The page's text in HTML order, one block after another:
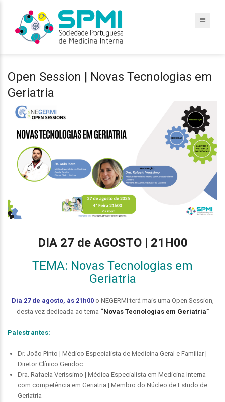
Open Session | Novas Tecnologias em
Geriatria
DIA 27 de AGOSTO | 21H00
TEMA: Novas Tecnologias em
Geriatria
Dia 27 de agosto, às 21h00o NEGERMI terá mais uma Open Session,
desta vez dedicada ao tema “Novas Tecnologias em Geriatria”
Palestrantes:
Dr. João Pinto | Médico Especialista de Medicina Geral e Familiar |
Diretor Clínico Geridoc
Dra. Rafaela Verissimo | Médica Especialista em Medicina Interna
com competência em Geriatria | Membro do Núcleo de Estudo de
Geriatria